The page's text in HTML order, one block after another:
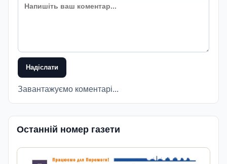
Надіслати
Завантажуємо коментарі...
Останній номер газети